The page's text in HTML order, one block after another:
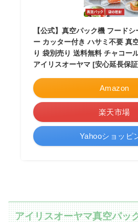
【公式】真空パック機 フード
ー カッター付き ハサミ不要 真
り 袋別売り 送料無料 チャコー
アイリスオーヤマ [安心延長保
Amazon
楽天市場
Yahooショッピ
アイリスオーヤマ真空パッ